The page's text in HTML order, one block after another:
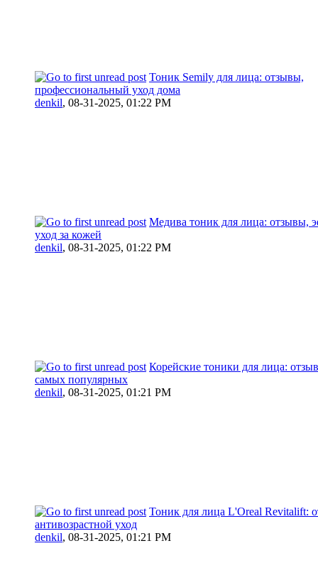
Тоник Semily для лица: отзывы,
профессиональный уход дома
denkil, 08-31-2025, 01:22 PM
Медива тоник для лица: отзывы,
уход за кожей
denkil, 08-31-2025, 01:22 PM
Корейские тоники для лица:
самых популярных
denkil, 08-31-2025, 01:21 PM
Тоник для лица L'Oreal Revitalift:
антивозрастной уход
denkil, 08-31-2025, 01:21 PM